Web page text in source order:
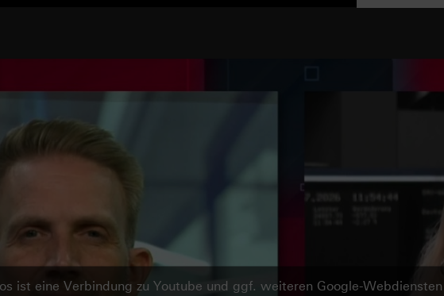
ist eine Verbindung zu Youtube und ggf. weiteren Google-